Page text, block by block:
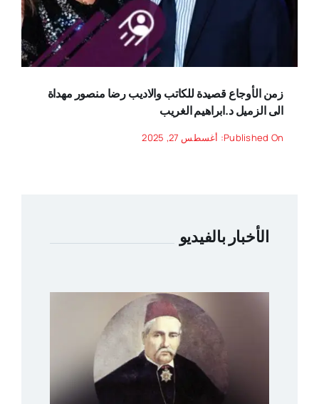
زمن الأوجاع قصيدة للكاتب والاديب رضا منصور مهداة
الى الزميل د.ابراهيم الغريب
Published On: أغسطس 27, 2025
الأخبار بالفيديو